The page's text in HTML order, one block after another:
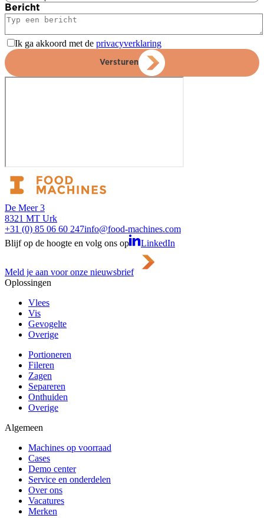
Bericht
Ik ga akkoord met de privacyverklaring
Versturen
De Meer 3
8321 MT Urk
+31 (0) 85 06 60 247info@food-machines.com
Blijf op de hoogte en volg ons op
LinkedIn
Meld je aan voor onze nieuwsbrief
Oplossingen
Vlees
Vis
Gevogelte
Overige
Portioneren
Fileren
Zagen
Separeren
Onthuiden
Overige
Algemeen
Machines op voorraad
Cases
Demo center
Service en onderdelen
Over ons
Vacatures
Merken